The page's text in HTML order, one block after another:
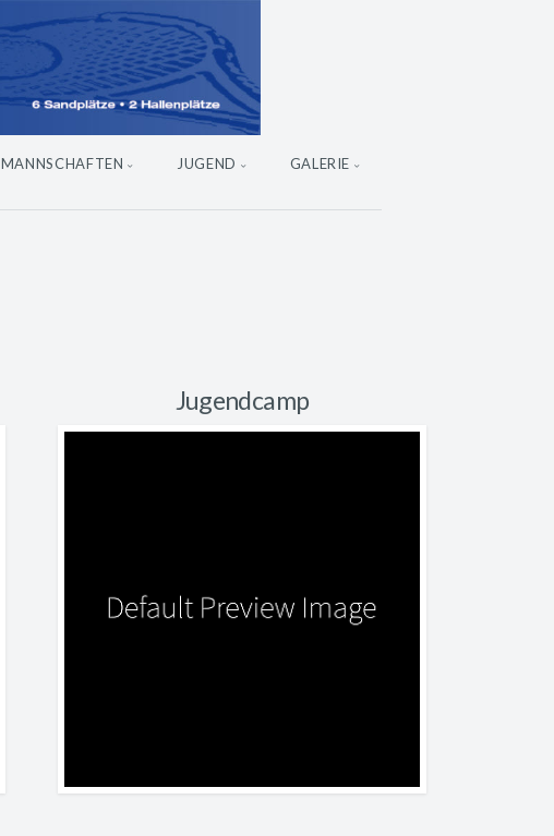
MANNSCHAFTEN JUGEND GALERIE
Jugendcamp